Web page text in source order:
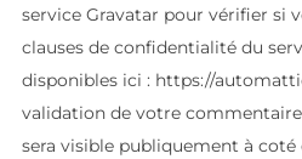
service Gravatar pour vérifier si
clauses de confidentialité du
disponibles ici : https://
validation de votre
sera visible publiquement à